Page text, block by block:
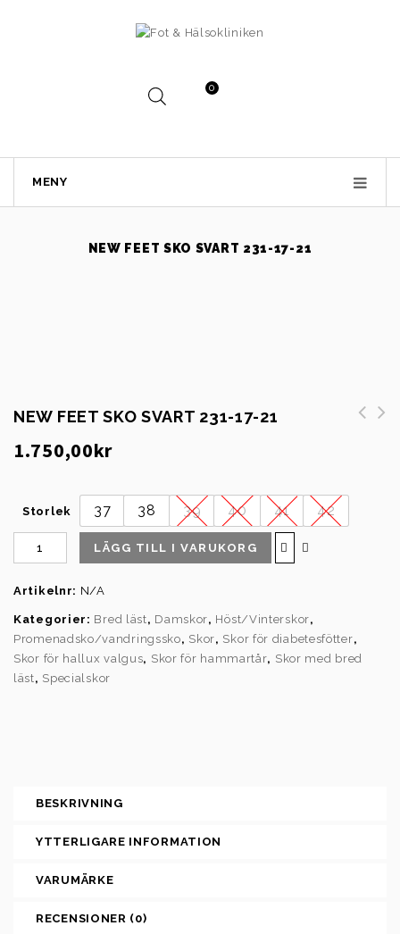
0
MENY
NEW FEET SKO SVART 231-17-21
NEW FEET SKO SVART 231-17-21
1.750,00kr
Storlek 37 38 39 40 41 42
LÄGG TILL I VARUKORG
Artikelnr: N/A
Kategorier: Bred läst, Damskor, Höst/Vinterskor,
Promenadsko/vandringssko, Skor, Skor för diabetesfötter,
Skor för hallux valgus, Skor för hammartår, Skor med bred
läst, Specialskor
BESKRIVNING
YTTERLIGARE INFORMATION
VARUMÄRKE
RECENSIONER (0)